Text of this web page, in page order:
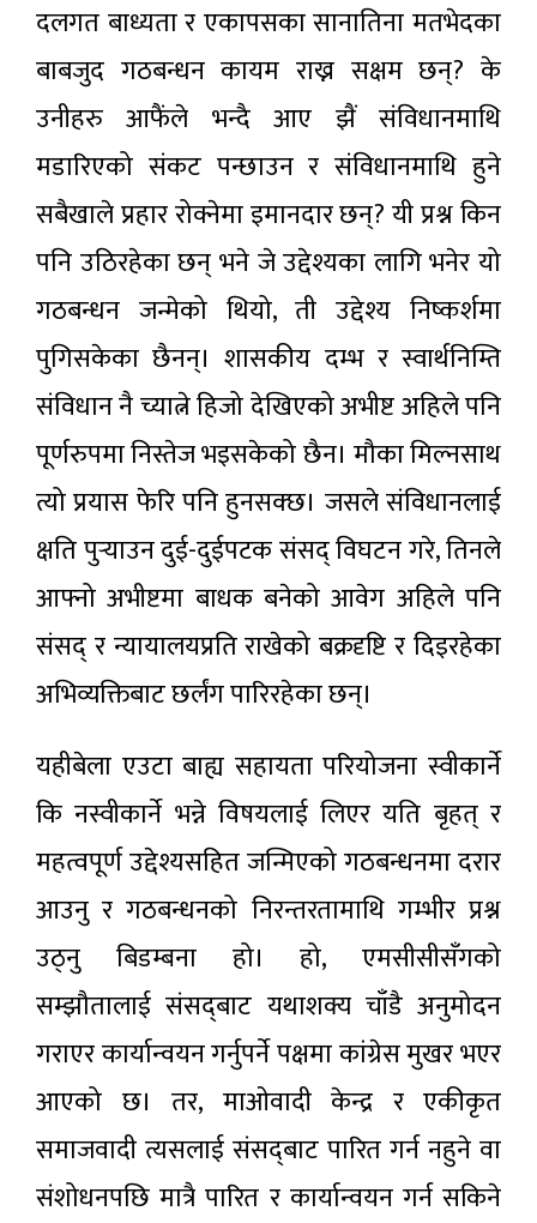
दलगत बाध्यता र एकापसका सानातिना मतभेदका
बाबजुद गठबन्धन कायम राख्न सक्षम छन्? के
उनीहरु आफैंले भन्दै आए झैं संविधानमाथि
मडारिएको संकट पन्छाउन र संविधानमाथि हुने
सबैखाले प्रहार रोक्नेमा इमानदार छन्? यी प्रश्न किन
पनि उठिरहेका छन् भने जे उद्देश्यका लागि भनेर यो
गठबन्धन जन्मेको थियो, ती उद्देश्य निष्कर्शमा
पुगिसकेका छैनन्। शासकीय दम्भ र स्वार्थनिम्ति
संविधान नै च्यात्ने हिजो देखिएको अभीष्ट अहिले पनि
पूर्णरुपमा निस्तेज भइसकेको छैन। मौका मिल्नसाथ
त्यो प्रयास फेरि पनि हुनसक्छ। जसले संविधानलाई
क्षति पुर्‍याउन दुई-दुईपटक संसद्‌ विघटन गरे, तिनले
आफ्नो अभीष्टमा बाधक बनेको आवेग अहिले पनि
संसद्‌ र न्यायालयप्रति राखेको बक्रदृष्टि र दिइरहेका
अभिव्यक्तिबाट छर्लंग पारिरहेका छन्।
यहीबेला एउटा बाह्य सहायता परियोजना स्वीकार्ने
कि नस्वीकार्ने भन्ने विषयलाई लिएर यति बृहत् र
महत्वपूर्ण उद्देश्यसहित जन्मिएको गठबन्धनमा दरार
आउनु र गठबन्धनको निरन्तरतामाथि गम्भीर प्रश्न
उठ्नु बिडम्बना हो। हो, एमसीसीसँगको
सम्झौतालाई संसद्‌बाट यथाशक्य चाँडै अनुमोदन
गराएर कार्यान्वयन गर्नुपर्ने पक्षमा कांग्रेस मुखर भएर
आएको छ। तर, माओवादी केन्द्र र एकीकृत
समाजवादी त्यसलाई संसद्‌बाट पारित गर्न नहुने वा
संशोधनपछि मात्रै पारित र कार्यान्वयन गर्न सकिने